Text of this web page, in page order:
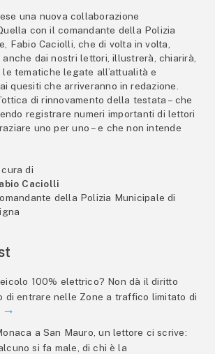
una nuova collaborazione
con il comandante della Polizia
Fabio Caciolli, che di volta in volta,
dai nostri lettori, illustrerà, chiarirà,
tematiche legate all’attualità e
quesiti che arriveranno in redazione.
di rinnovamento della testata – che
registrare numeri importanti di lettori
uno per uno – e che non intende
di
Caciolli
della Polizia Municipale di
100% elettrico? Non dà il diritto
di entrare nelle Zone a traffico limitato di
a San Mauro, un lettore ci scrive:
si fa male, di chi è la